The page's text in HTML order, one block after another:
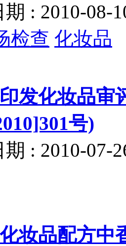
期 : 2010-08-
检查 化妆品
发化妆品审
号)
期 : 2010-07-
妆品配方中